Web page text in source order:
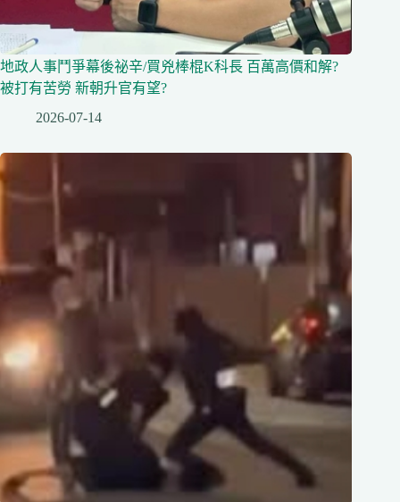
地政人事鬥爭幕後祕辛/買兇棒棍K科長 百萬高價和解?
被打有苦勞 新朝升官有望?
2026-07-14